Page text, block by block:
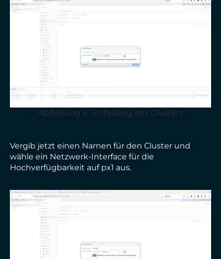
Abbildung 4: Erstellung des Clusters
Vergib jetzt einen Namen für den Cluster und
wähle ein Netzwerk-Interface für die
Hochverfügbarkeit auf px1 aus.